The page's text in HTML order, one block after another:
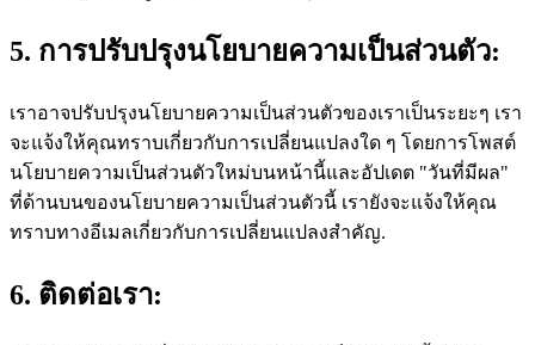
5. การปรับปรุงนโยบายความเป็นส่วนตัว:
เราอาจปรับปรุงนโยบายความเป็นส่วนตัวของเราเป็นระยะๆ เรา
จะแจ้งให้คุณทราบเกี่ยวกับการเปลี่ยนแปลงใด ๆ โดยการโพสต์
นโยบายความเป็นส่วนตัวใหม่บนหน้านี้และอัปเดต "วันที่มีผล"
ที่ด้านบนของนโยบายความเป็นส่วนตัวนี้ เรายังจะแจ้งให้คุณ
ทราบทางอีเมลเกี่ยวกับการเปลี่ยนแปลงสำคัญ.
6. ติดต่อเรา: